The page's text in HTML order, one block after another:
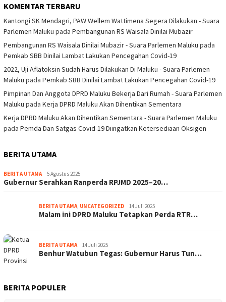
KOMENTAR TERBARU
Kantongi SK Mendagri, PAW Wellem Wattimena Segera Dilakukan - Suara
Parlemen Maluku pada Pembangunan RS Waisala Dinilai Mubazir
Pembangunan RS Waisala Dinilai Mubazir - Suara Parlemen Maluku pada
Pemkab SBB Dinilai Lambat Lakukan Pencegahan Covid-19
2022, Uji Aflatoksin Sudah Harus Dilakukan Di Maluku - Suara Parlemen
Maluku pada Pemkab SBB Dinilai Lambat Lakukan Pencegahan Covid-19
Pimpinan Dan Anggota DPRD Maluku Bekerja Dari Rumah - Suara Parlemen
Maluku pada Kerja DPRD Maluku Akan Dihentikan Sementara
Kerja DPRD Maluku Akan Dihentikan Sementara - Suara Parlemen Maluku
pada Pemda Dan Satgas Covid-19 Diingatkan Ketersediaan Oksigen
BERITA UTAMA
BERITA UTAMA 5 Agustus 2025
Gubernur Serahkan Ranperda RPJMD 2025–20…
BERITA UTAMA, UNCATEGORIZED 14 Juli 2025
Malam ini DPRD Maluku Tetapkan Perda RTR…
BERITA UTAMA 14 Juli 2025
Benhur Watubun Tegas: Gubernur Harus Tun…
BERITA POPULER